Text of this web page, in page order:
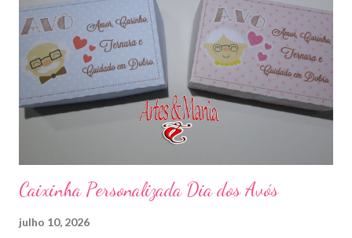
Caixinha Personalizada Dia dos Avós
julho 10, 2026